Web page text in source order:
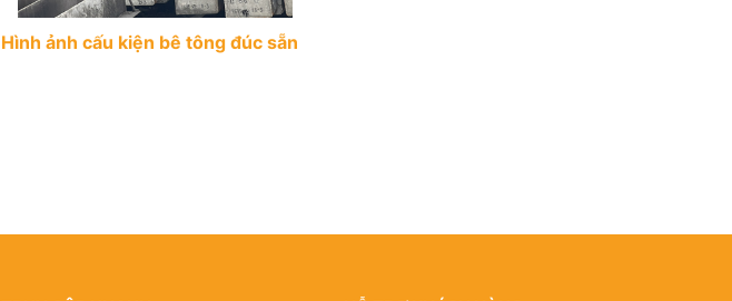
Hình ảnh cấu kiện bê tông đúc sẵn